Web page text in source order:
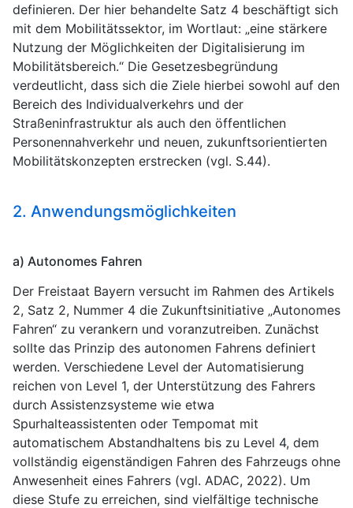
definieren. Der hier behandelte Satz 4 beschäftigt sich
mit dem Mobilitätssektor, im Wortlaut: „eine stärkere
Nutzung der Möglichkeiten der Digitalisierung im
Mobilitätsbereich.“ Die Gesetzesbegründung
verdeutlicht, dass sich die Ziele hierbei sowohl auf den
Bereich des Individualverkehrs und der
Straßeninfrastruktur als auch den öffentlichen
Personennahverkehr und neuen, zukunftsorientierten
Mobilitätskonzepten erstrecken (vgl. S.44).
2. Anwendungsmöglichkeiten
a) Autonomes Fahren
Der Freistaat Bayern versucht im Rahmen des Artikels
2, Satz 2, Nummer 4 die Zukunftsinitiative „Autonomes
Fahren“ zu verankern und voranzutreiben. Zunächst
sollte das Prinzip des autonomen Fahrens definiert
werden. Verschiedene Level der Automatisierung
reichen von Level 1, der Unterstützung des Fahrers
durch Assistenzsysteme wie etwa
Spurhalteassistenten oder Tempomat mit
automatischem Abstandhaltens bis zu Level 4, dem
vollständig eigenständigen Fahren des Fahrzeugs ohne
Anwesenheit eines Fahrers (vgl. ADAC, 2022). Um
diese Stufe zu erreichen, sind vielfältige technische